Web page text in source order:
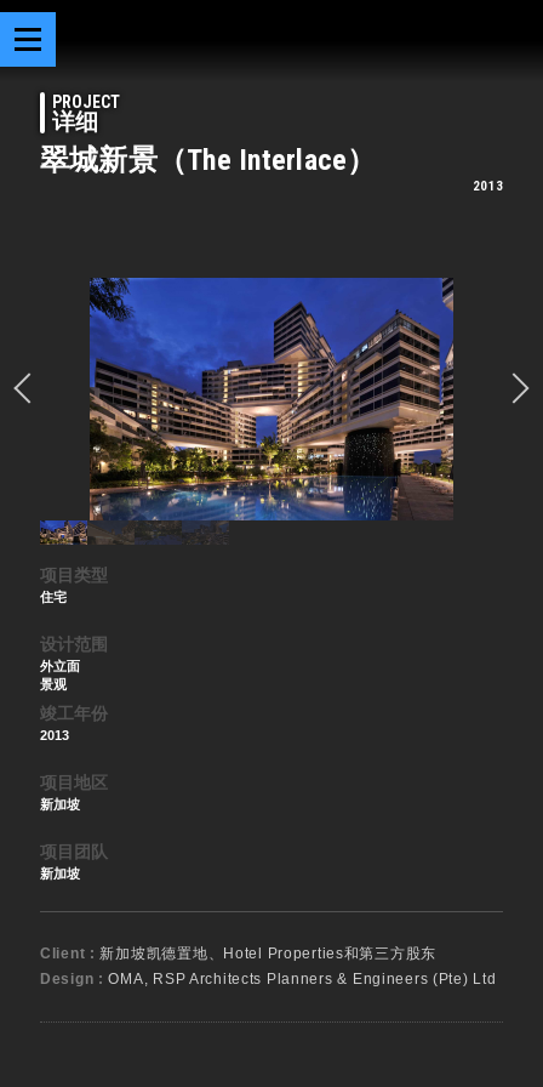
PROJECT
详细
翠城新景（The Interlace）
2013
项目类型
住宅
设计范围
外立面
景观
竣工年份
2013
项目地区
新加坡
项目团队
新加坡
Client : 新加坡凯德置地、Hotel Properties和第三方股东
Design :OMA, RSP Architects Planners & Engineers (Pte) Ltd